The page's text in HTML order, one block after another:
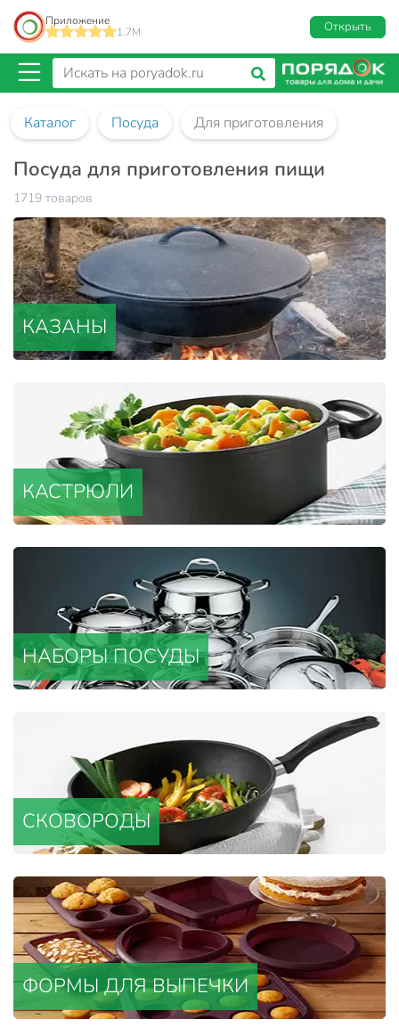
Приложение
1.7M
Открыть
Каталог Посуда Для приготовления
Посуда для приготовления пищи
1719 товаров
КАЗАНЫ
КАСТРЮЛИ
НАБОРЫ ПОСУДЫ
СКОВОРОДЫ
ФОРМЫ ДЛЯ ВЫПЕЧКИ